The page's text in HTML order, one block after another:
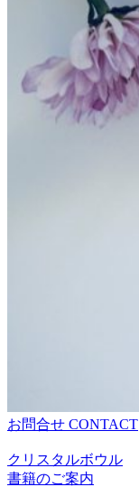
お問合せ CONTACT
クリスタルボウル
書籍のご案内